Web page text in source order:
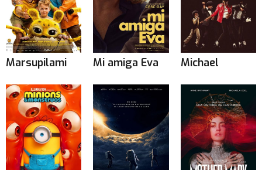
Marsupilami Mi amiga Eva Michael